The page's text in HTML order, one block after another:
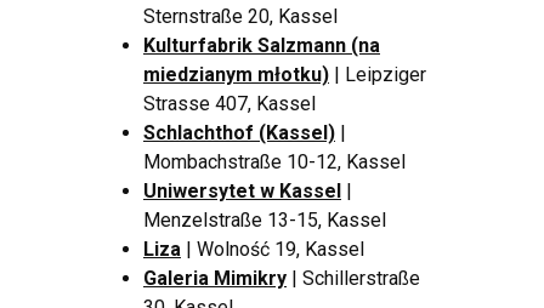
Sternstraße 20, Kassel
Kulturfabrik Salzmann (na
miedzianym młotku) | Leipziger
Strasse 407, Kassel
Schlachthof (Kassel) |
Mombachstraße 10-12, Kassel
Uniwersytet w Kassel |
Menzelstraße 13-15, Kassel
Liza | Wolność 19, Kassel
Galeria Mimikry | Schillerstraße